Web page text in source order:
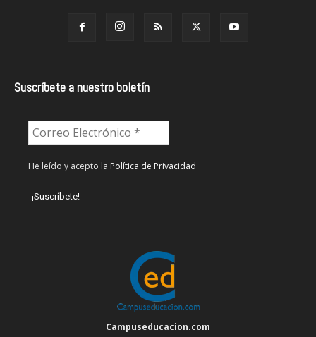
Suscríbete a nuestro boletín
He leído y acepto la Política de Privacidad
Campuseducacion.com